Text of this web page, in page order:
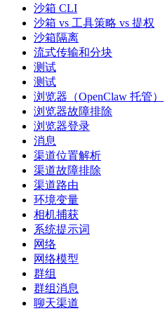
沙箱 CLI
沙箱 vs 工具策略 vs 提权
沙箱隔离
流式传输和分块
测试
测试
浏览器（OpenClaw 托管）
浏览器故障排除
浏览器登录
消息
渠道位置解析
渠道故障排除
渠道路由
环境变量
相机捕获
系统提示词
网络
网络模型
群组
群组消息
聊天渠道